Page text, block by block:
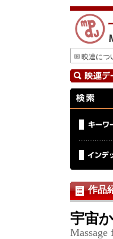
映連につ
作品
宇宙
Massage